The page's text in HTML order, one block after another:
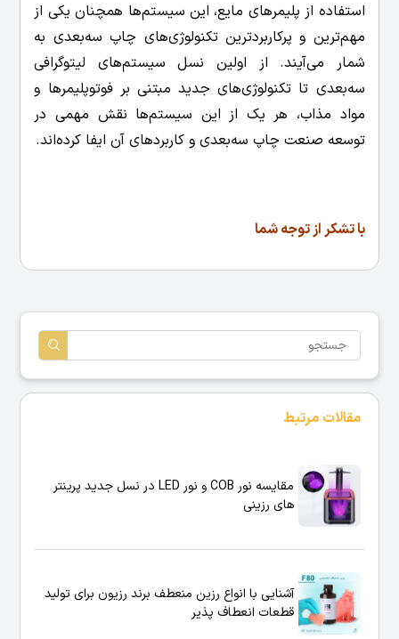
استفاده از پلیمرهای مایع، این سیستم‌ها همچنان یکی از
مهم‌ترین و پرکاربردترین تکنولوژی‌های چاپ سه‌بعدی به
شمار می‌آیند. از اولین نسل سیستم‌های لیتوگرافی
سه‌بعدی تا تکنولوژی‌های جدید مبتنی بر فوتوپلیمرها و
مواد مذاب، هر یک از این سیستم‌ها نقش مهمی در
توسعه صنعت چاپ سه‌بعدی و کاربردهای آن ایفا کرده‌اند.
با تشکر از توجه شما
مقالات مرتبط
مقایسه نور COB و نور LED در نسل جدید پرینتر
های رزینی
آشنایی با انواع رزین منعطف برند رزیون برای تولید
قطعات انعطاف پذیر